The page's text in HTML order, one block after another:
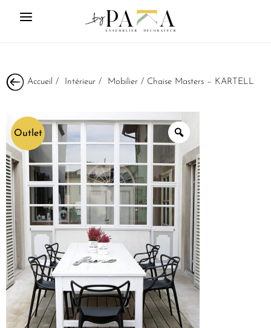
Accueil / Intérieur / Mobilier / Chaise Masters – KARTELL
Outlet